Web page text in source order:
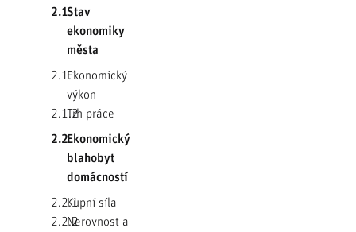
2.1Stav
ekonomiky
města
2.1.1Ekonomický
výkon
2.1.2Trh práce
2.2Ekonomický
blahobyt
domácností
2.2.1Kupní síla
2.2.2Nerovnost a